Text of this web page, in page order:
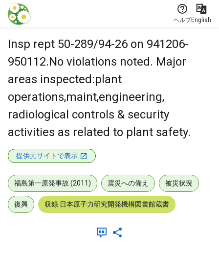
本文に飛ぶ
ヘルプEnglish
Insp rept 50-289/94-26 on 941206-
950112.No violations noted. Major
areas inspected:plant
operations,maint,engineering,
radiological controls & security
activities as related to plant safety.
提供元サイトで表示
福島第一原発事故 (2011) 震災への備え 被災状況
復興 収録:日本原子力研究開発機構図書館蔵書